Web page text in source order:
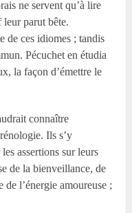
ne servent qu’à lire
parut bête.
de ces idiomes ; tandis
Pécuchet en étudia
la façon d’émettre le
connaître
Ils s’y
assertions sur leurs
de la bienveillance, de
l’énergie amoureuse ;